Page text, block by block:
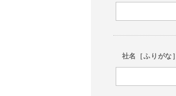
社名［ふりがな］